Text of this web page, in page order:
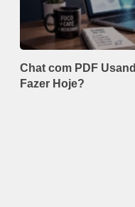
Chat com PDF
Fazer Hoje?